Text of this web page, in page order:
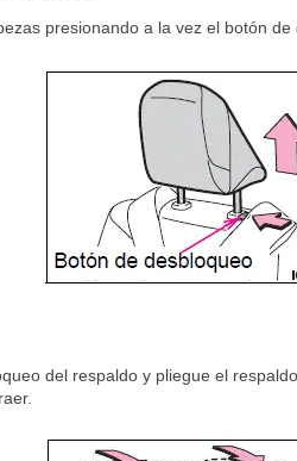
presionando a la vez el botón de
del respaldo y pliegue el